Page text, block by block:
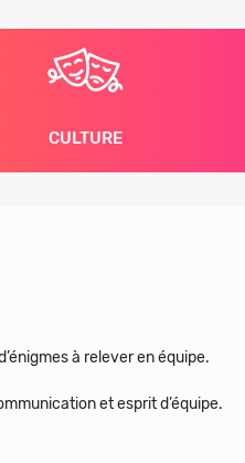
CULTURE
à relever en équipe.
et esprit d’équipe.